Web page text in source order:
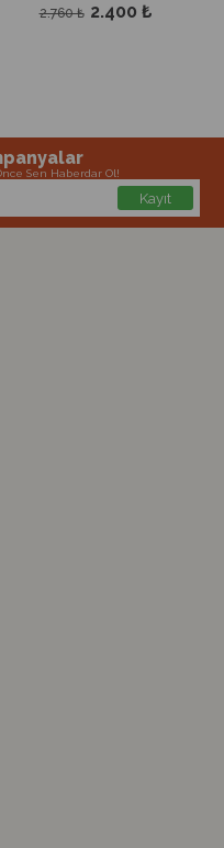
2.400 ₺
2.760 ₺
Sen Haberdar Ol!
Kayıt